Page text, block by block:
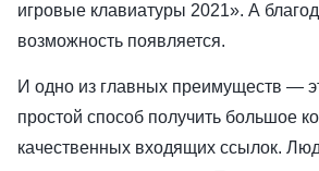
игровые клавиатуры 2021». А
возможность появляется.
И одно из главных преимуществ —
простой способ получить большое
качественных входящих ссылок.